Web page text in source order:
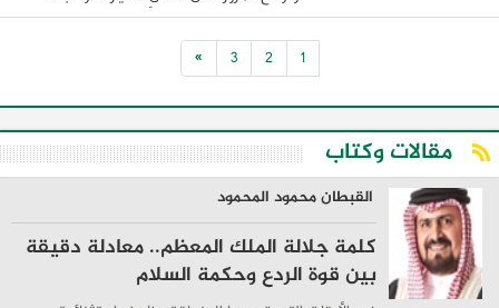
المخالفين منهم.. حيث أسفرت جهودها
مرورية متنوعة ... 1
2
3
»
مقالات وكتاب
القبطان محمود المحمود
كلمة جلالة الملك المعظم.. معادلة دقيقة
بين قوة الردع وحكمة السلام